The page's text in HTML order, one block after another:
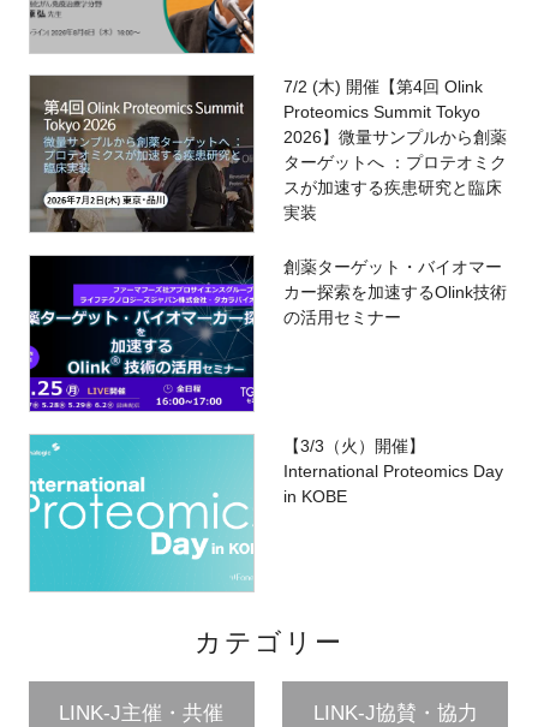
7/2 (木) 開催【第4回 Olink
Proteomics Summit Tokyo
2026】微量サンプルから創薬
ターゲットへ ：プロテオミク
スが加速する疾患研究と臨床
実装
創薬ターゲット・バイオマー
カー探索を加速するOlink技術
の活用セミナー
【3/3（火）開催】
International Proteomics Day
in KOBE
カテゴリー
LINK-J主催・共催 LINK-J協賛・協力